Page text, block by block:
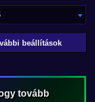
beállítások
tovább